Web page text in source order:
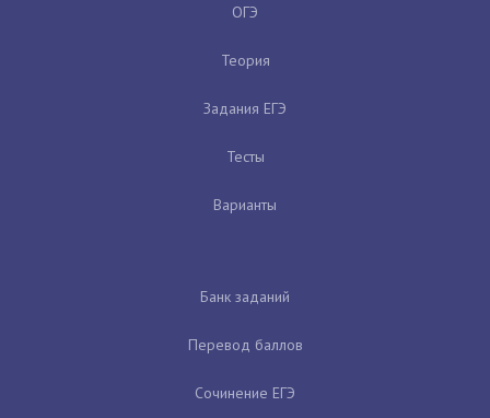
ОГЭ
Теория
Задания ЕГЭ
Тесты
Варианты
Банк заданий
Перевод баллов
Сочинение ЕГЭ